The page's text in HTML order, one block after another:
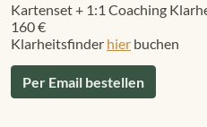
Kartenset + 1:1 Coaching
160 €
Klarheitsfinder hier buchen
Per Email bestellen